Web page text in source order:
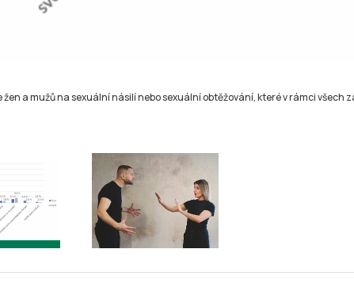
žen a mužů na sexuální násilí nebo sexuální obtěžování, které v rámci všech